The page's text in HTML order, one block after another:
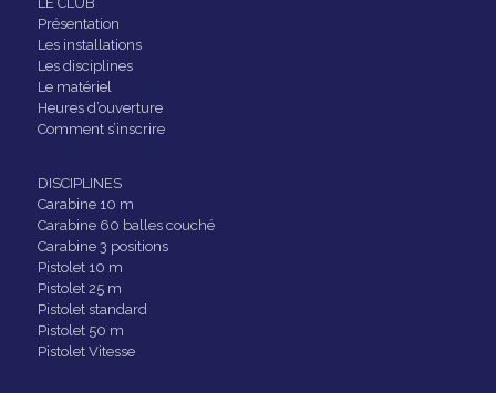
Présentation
Les installations
Les disciplines
Le matériel
Heures d’ouverture
Comment s’inscrire
DISCIPLINES
Carabine 10 m
Carabine 60 balles couché
Carabine 3 positions
Pistolet 10 m
Pistolet 25 m
Pistolet standard
Pistolet 50 m
Pistolet Vitesse